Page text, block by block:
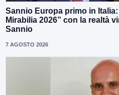
Sannio Europa primo in
Mirabilia 2026” con la realtà
Sannio
7 AGOSTO 2026